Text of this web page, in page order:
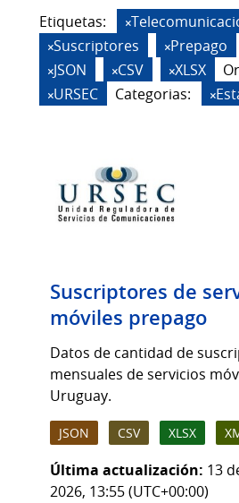
Etiquetas:
Suscriptores
Prepago
JSON
CSV XLSX
URSEC
Categorias:
Suscriptores de
móviles prepago
Datos de cantidad de
mensuales de servicios
Uruguay.
JSON CSV XLSX
Última actualización: 13
2026, 13:55 (UTC+00:00)